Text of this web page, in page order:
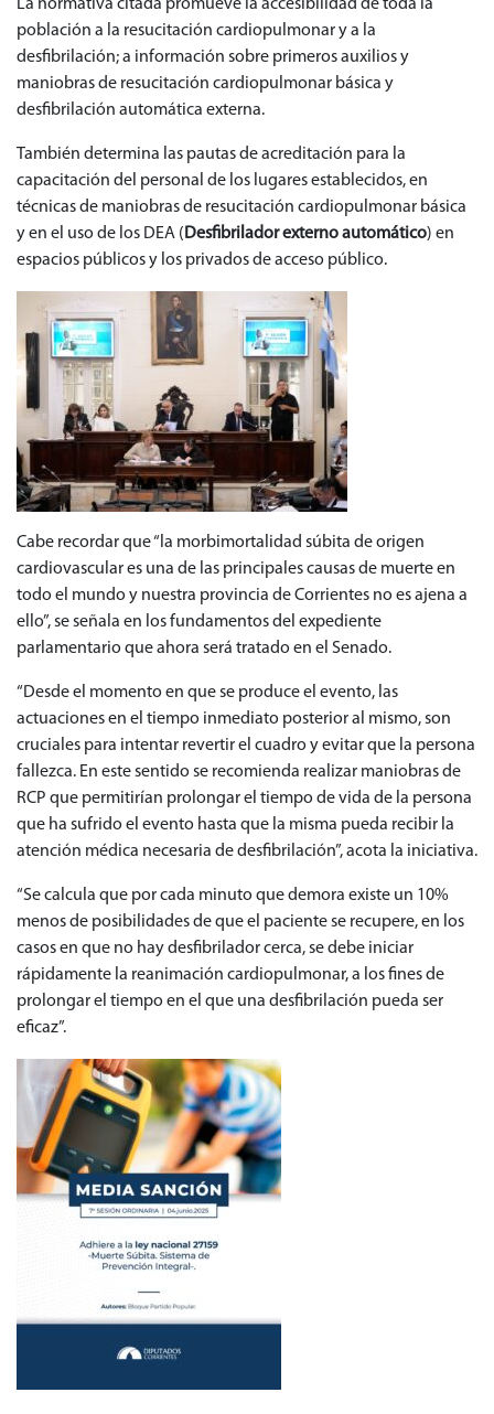
La normativa citada promueve la accesibilidad de toda la
población a la resucitación cardiopulmonar y a la
desfibrilación; a información sobre primeros auxilios y
maniobras de resucitación cardiopulmonar básica y
desfibrilación automática externa.
También determina las pautas de acreditación para la
capacitación del personal de los lugares establecidos, en
técnicas de maniobras de resucitación cardiopulmonar básica
y en el uso de los DEA ( Desfibrilador externo automático) en
espacios públicos y los privados de acceso público.
Cabe recordar que “la morbimortalidad súbita de origen
cardiovascular es una de las principales causas de muerte en
todo el mundo y nuestra provincia de Corrientes no es ajena a
ello”, se señala en los fundamentos del expediente
parlamentario que ahora será tratado en el Senado.
“Desde el momento en que se produce el evento, las
actuaciones en el tiempo inmediato posterior al mismo, son
cruciales para intentar revertir el cuadro y evitar que la persona
fallezca. En este sentido se recomienda realizar maniobras de
RCP que permitirían prolongar el tiempo de vida de la persona
que ha sufrido el evento hasta que la misma pueda recibir la
atención médica necesaria de desfibrilación”, acota la iniciativa.
“Se calcula que por cada minuto que demora existe un 10%
menos de posibilidades de que el paciente se recupere, en los
casos en que no hay desfibrilador cerca, se debe iniciar
rápidamente la reanimación cardiopulmonar, a los fines de
prolongar el tiempo en el que una desfibrilación pueda ser
eficaz”.